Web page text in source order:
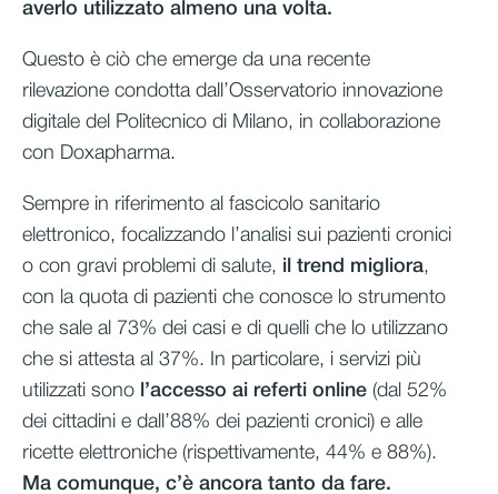
averlo utilizzato almeno una volta.
Questo è ciò che emerge da una recente
rilevazione condotta dall’Osservatorio innovazione
digitale del Politecnico di Milano, in collaborazione
con Doxapharma.
Sempre in riferimento al fascicolo sanitario
elettronico, focalizzando l’analisi sui pazienti cronici
o con gravi problemi di salute, il trend migliora,
con la quota di pazienti che conosce lo strumento
che sale al 73% dei casi e di quelli che lo utilizzano
che si attesta al 37%. In particolare, i servizi più
utilizzati sono
l’accesso ai referti online (dal 52%
dei cittadini e dall’88% dei pazienti cronici) e alle
ricette elettroniche (rispettivamente, 44% e 88%).
Ma comunque, c’è ancora tanto da fare.